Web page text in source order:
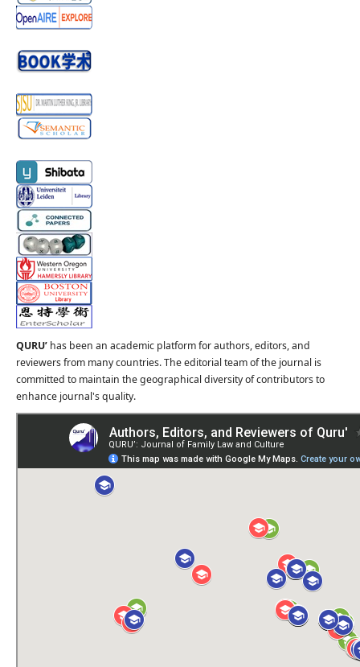
QURU’ has been an academic platform for authors, editors, and
reviewers from many countries. The editorial team of the journal is
committed to maintain the geographical diversity of contributors to
enhance journal's quality.